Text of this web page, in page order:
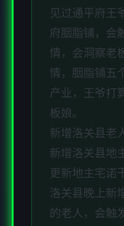
见过通平府王
府胭脂铺，会
情，会洞察老
情，胭脂铺五
产业，王爷打
板娘。
新增洛关县老
新增洛关县地
更新地主宅诺
洛关县晚上新
的老人，会触